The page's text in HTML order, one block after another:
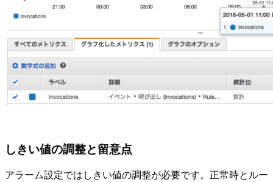
しきい値の調整と留意点
アラーム設定ではしきい値の調整が必要です。正常時とルー